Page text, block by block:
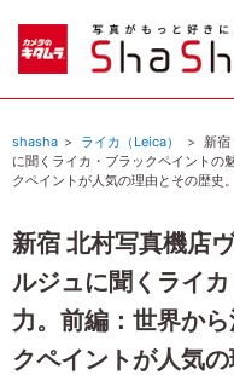
shasha ライカ（Leica）
新宿
に聞くライカ・ブラックペイントの
クペイントが人気の理由とその歴史。
新宿 北村写真機店
ルジュに聞くライ
力。前編：世界か
クペイントが人気の